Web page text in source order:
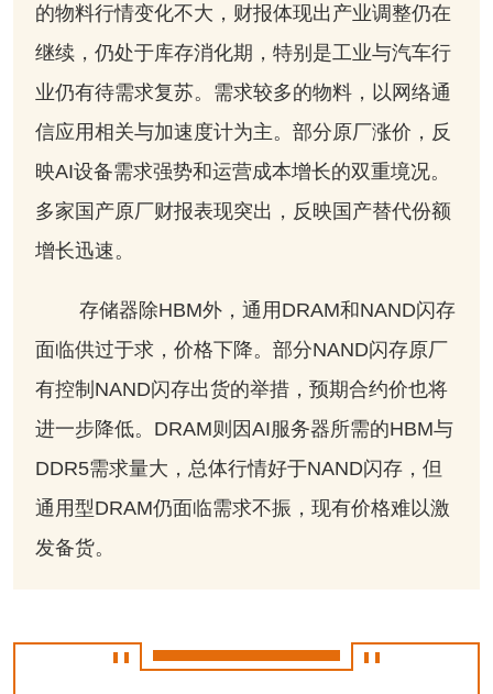
的物料行情变化不大，财报体现出产业调整仍在
继续，仍处于库存消化期，特别是工业与汽车行
业仍有待需求复苏。需求较多的物料，以网络通
信应用相关与加速度计为主。部分原厂涨价，反
映AI设备需求强势和运营成本增长的双重境况。
多家国产原厂财报表现突出，反映国产替代份额
增长迅速。
存储器除HBM外，通用DRAM和NAND闪存
面临供过于求，价格下降。部分NAND闪存原厂
有控制NAND闪存出货的举措，预期合约价也将
进一步降低。DRAM则因AI服务器所需的HBM与
DDR5需求量大，总体行情好于NAND闪存，但
通用型DRAM仍面临需求不振，现有价格难以激
发备货。